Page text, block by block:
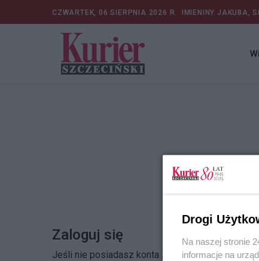
CZWARTEK, 06 SIERPNIA 2026 R. IMIENINY JAKUBA,
Zaloguj się
Jeśli nie posiadasz konta Zarejestruj się
Drogi
Na naszej stronie
informacje na